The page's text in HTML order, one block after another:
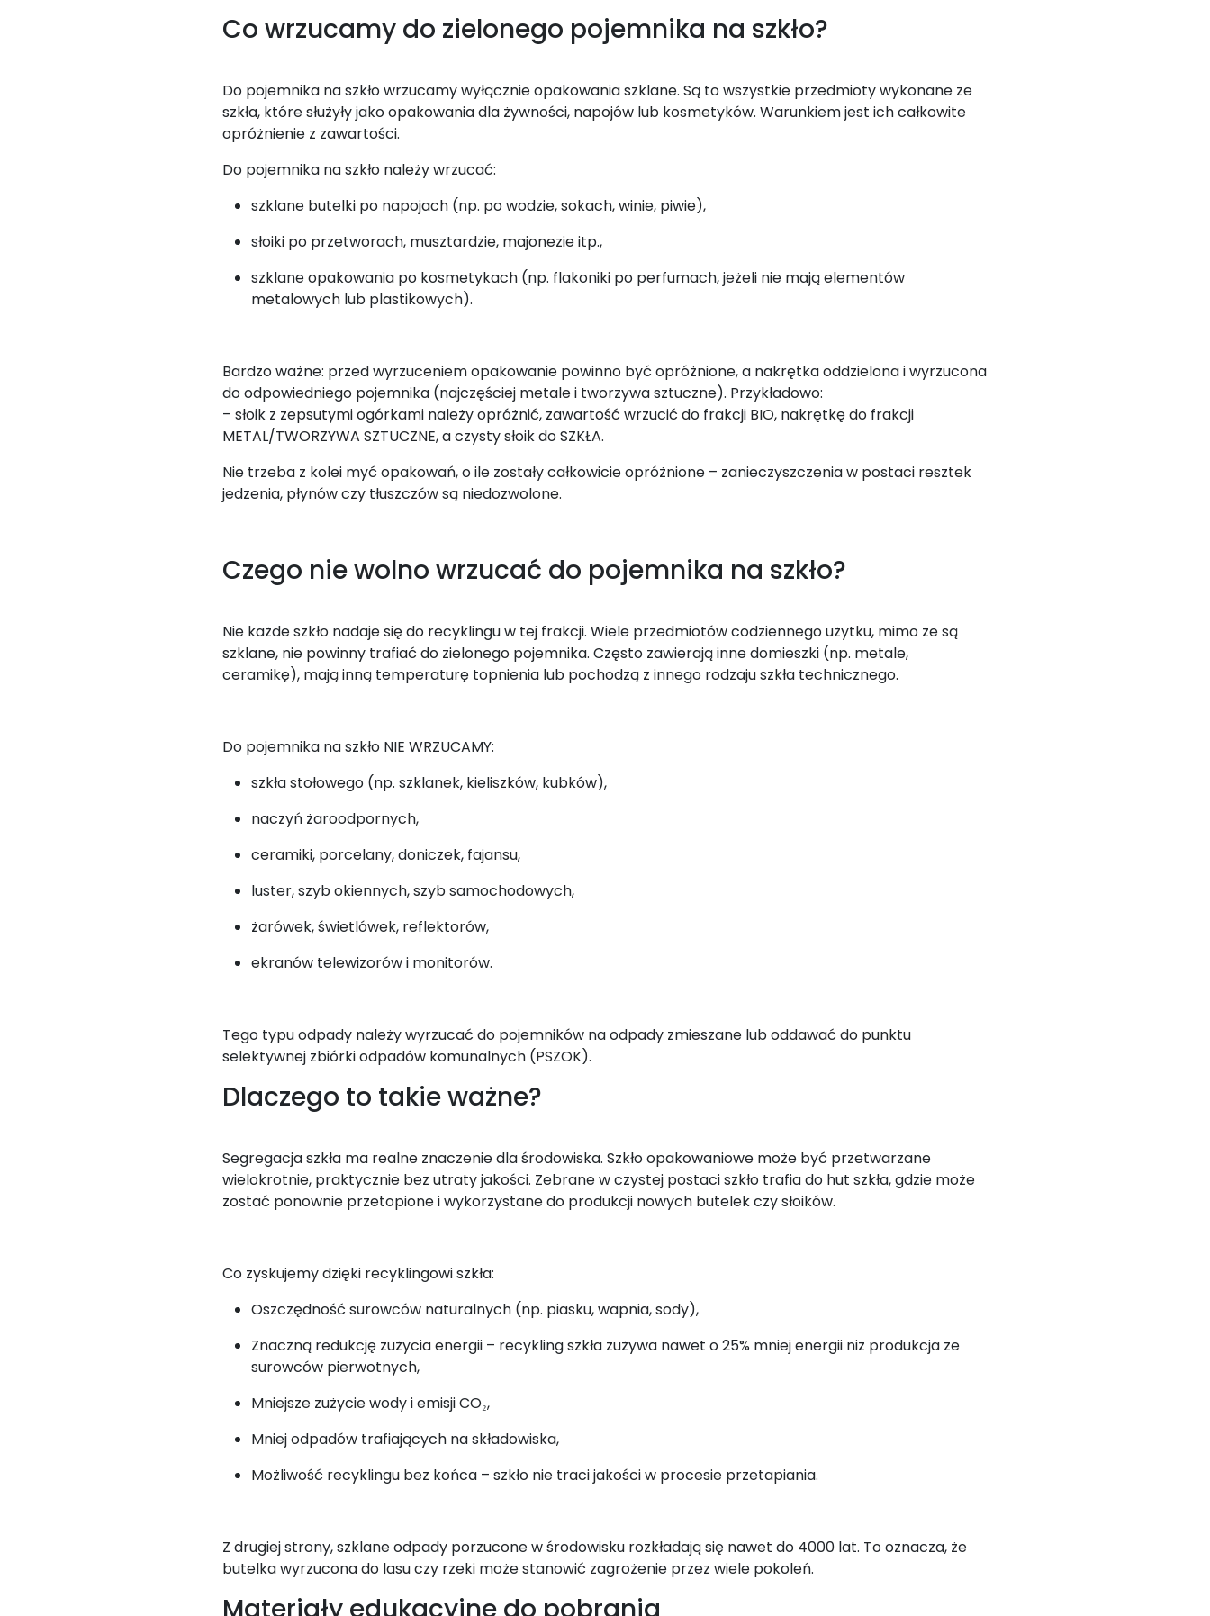
Co wrzucamy do zielonego pojemnika na szkło?
Do pojemnika na szkło wrzucamy wyłącznie opakowania szklane. Są to wszystkie przedmioty wykonane ze
szkła, które służyły jako opakowania dla żywności, napojów lub kosmetyków. Warunkiem jest ich całkowite
opróżnienie z zawartości.
Do pojemnika na szkło należy wrzucać:
szklane butelki po napojach (np. po wodzie, sokach, winie, piwie),
słoiki po przetworach, musztardzie, majonezie itp.,
szklane opakowania po kosmetykach (np. flakoniki po perfumach, jeżeli nie mają elementów
metalowych lub plastikowych).
Bardzo ważne: przed wyrzuceniem opakowanie powinno być opróżnione, a nakrętka oddzielona i wyrzucona
do odpowiedniego pojemnika (najczęściej metale i tworzywa sztuczne). Przykładowo:
– słoik z zepsutymi ogórkami należy opróżnić, zawartość wrzucić do frakcji BIO, nakrętkę do frakcji
METAL/TWORZYWA SZTUCZNE, a czysty słoik do SZKŁA.
Nie trzeba z kolei myć opakowań, o ile zostały całkowicie opróżnione – zanieczyszczenia w postaci resztek
jedzenia, płynów czy tłuszczów są niedozwolone.
Czego nie wolno wrzucać do pojemnika na szkło?
Nie każde szkło nadaje się do recyklingu w tej frakcji. Wiele przedmiotów codziennego użytku, mimo że są
szklane, nie powinny trafiać do zielonego pojemnika. Często zawierają inne domieszki (np. metale,
ceramikę), mają inną temperaturę topnienia lub pochodzą z innego rodzaju szkła technicznego.
Do pojemnika na szkło NIE WRZUCAMY:
szkła stołowego (np. szklanek, kieliszków, kubków),
naczyń żaroodpornych,
ceramiki, porcelany, doniczek, fajansu,
luster, szyb okiennych, szyb samochodowych,
żarówek, świetlówek, reflektorów,
ekranów telewizorów i monitorów.
Tego typu odpady należy wyrzucać do pojemników na odpady zmieszane lub oddawać do punktu
selektywnej zbiórki odpadów komunalnych (PSZOK).
Dlaczego to takie ważne?
Segregacja szkła ma realne znaczenie dla środowiska. Szkło opakowaniowe może być przetwarzane
wielokrotnie, praktycznie bez utraty jakości. Zebrane w czystej postaci szkło trafia do hut szkła, gdzie może
zostać ponownie przetopione i wykorzystane do produkcji nowych butelek czy słoików.
Co zyskujemy dzięki recyklingowi szkła:
Oszczędność surowców naturalnych (np. piasku, wapnia, sody),
Znaczną redukcję zużycia energii – recykling szkła zużywa nawet o 25% mniej energii niż produkcja ze
surowców pierwotnych,
Mniejsze zużycie wody i emisji CO₂,
Mniej odpadów trafiających na składowiska,
Możliwość recyklingu bez końca – szkło nie traci jakości w procesie przetapiania.
Z drugiej strony, szklane odpady porzucone w środowisku rozkładają się nawet do 4000 lat. To oznacza, że
butelka wyrzucona do lasu czy rzeki może stanowić zagrożenie przez wiele pokoleń.